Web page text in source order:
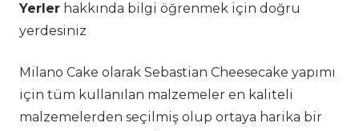
Yerler hakkında bilgi öğrenmek için doğru
yerdesiniz
Milano Cake olarak Sebastian Cheesecake yapımı
için tüm kullanılan malzemeler en kaliteli
malzemelerden seçilmiş olup ortaya harika bir